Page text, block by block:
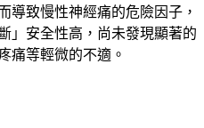
導致慢性神經痛的危險因子，
」安全性高，尚未發現顯著的
痛等輕微的不適。